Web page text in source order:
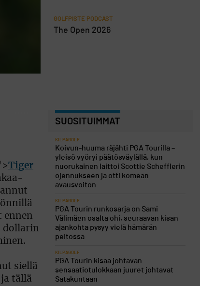
Tiger
ennen
dollarin
siellä
tällä
GOLFPISTE PODCAST
The Open 2026
SUOSITUIMMAT
KILPAGOLF
Koivun-huuma räjähti PGA Tourilla –
yleisö vyöryi päätösväylällä, kun
nuorukainen laittoi Scottie Schefflerin
ojennukseen ja otti komean
avausvoiton
KILPAGOLF
PGA Tourin runkosarja on Sami
Välimäen osalta ohi, seuraavan kisan
ajankohta pysyy vielä hämärän
peitossa
KILPAGOLF
PGA Tourin kisaa johtavan
sensaatiotulokkaan juuret johtavat
Satakuntaan